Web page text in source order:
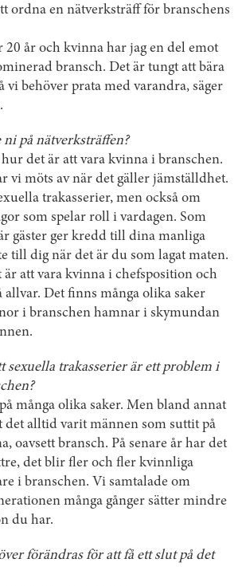
ordna en nätverksträff för branschens
20 år och kvinna har jag en del emot
bransch. Det är tungt att bära
vi behöver prata med varandra, säger
ni på nätverksträffen?
det är att vara kvinna i branschen.
vi möts av när det gäller jämställdhet.
trakasserier, men också om
som spelar roll i vardagen. Som
gäster ger kredd till dina manliga
till dig när det är du som lagat maten.
att vara kvinna i chefsposition och
allvar. Det finns många olika saker
i branschen hamnar i skymundan
sexuella trakasserier är ett problem i
många olika saker. Men bland annat
det alltid varit männen som suttit på
oavsett bransch. På senare år har det
det blir fler och fler kvinnliga
i branschen. Vi samtalade om
många gånger sätter mindre
du har.
förändras för att få ett slut på det